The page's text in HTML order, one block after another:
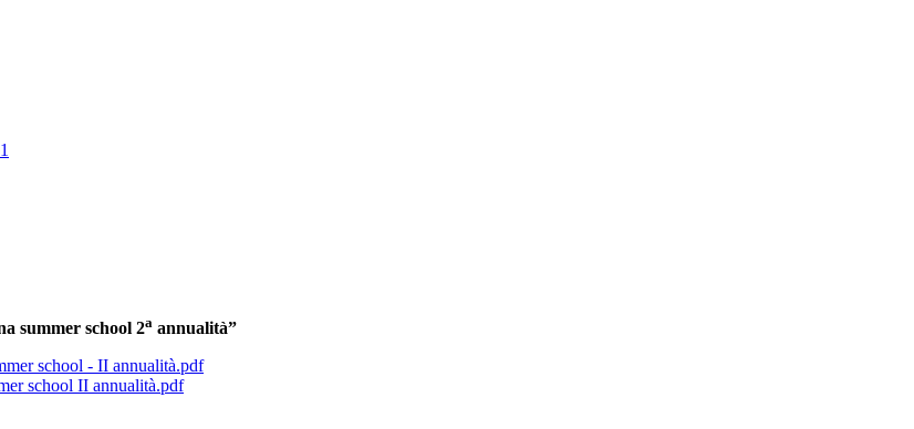
summer school 2a annualità”
school - II annualità.pdf
school II annualità.pdf